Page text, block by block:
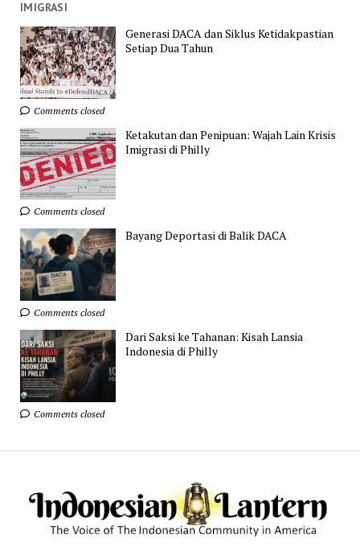
IMIGRASI
Generasi DACA dan Siklus Ketidakpastian
Setiap Dua Tahun
Comments closed
Ketakutan dan Penipuan: Wajah Lain Krisis
Imigrasi di Philly
Comments closed
Bayang Deportasi di Balik DACA
Comments closed
Dari Saksi ke Tahanan: Kisah Lansia
Indonesia di Philly
Comments closed